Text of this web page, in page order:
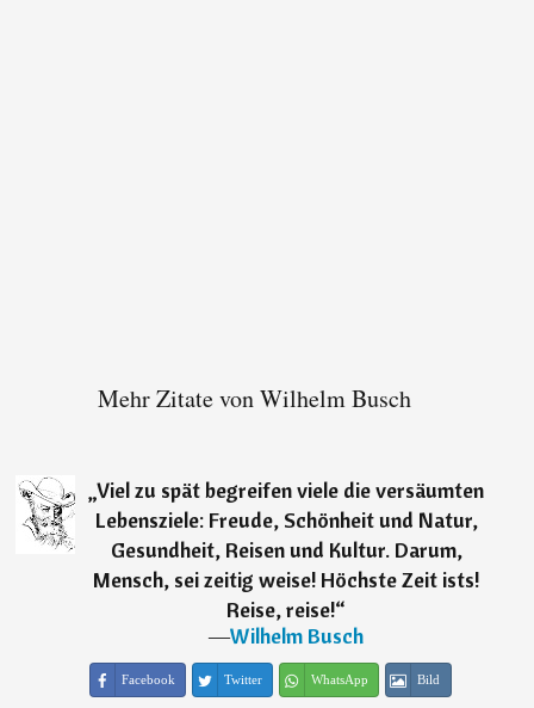
Mehr Zitate von Wilhelm Busch
„Viel zu spät begreifen viele die versäumten
Lebensziele: Freude, Schönheit und Natur,
Gesundheit, Reisen und Kultur. Darum,
Mensch, sei zeitig weise! Höchste Zeit ists!
Reise, reise!“
―Wilhelm Busch
Facebook Twitter WhatsApp Bild